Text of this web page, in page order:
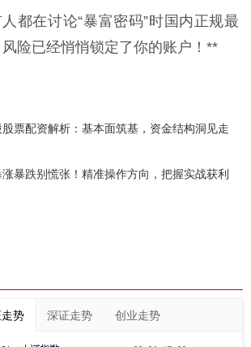
都在讨论“暴富密码”时国内正规最
险已经悄悄锁定了你的账户！**
票配资解析：基本面筑基，资金结构洞见走
暴跌别慌张！精准操作方向，把握实战获利
走势 深证走势 创业走势